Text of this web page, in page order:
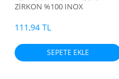
ZİRKON %100 INOX
111,94 TL
SEPETE EKLE